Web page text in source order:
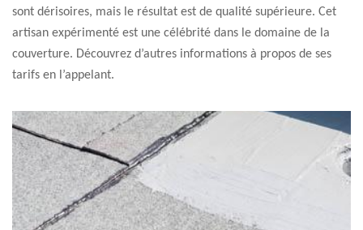
sont dérisoires, mais le résultat est de qualité supérieure. Cet
artisan expérimenté est une célébrité dans le domaine de la
couverture. Découvrez d’autres informations à propos de ses
tarifs en l’appelant.